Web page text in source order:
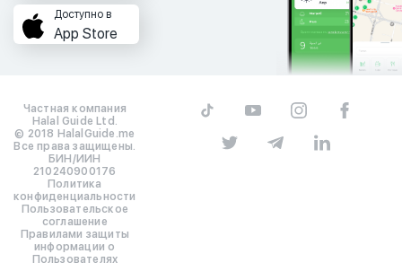
Доступно в
App Store
Частная компания
Halal Guide Ltd.
© 2018 HalalGuide.me
Все права защищены.
БИН/ИИН
210240900176
Политика
конфиденциальности
Пользовательское
соглашение
Правилами защиты
информации о
Пользователях